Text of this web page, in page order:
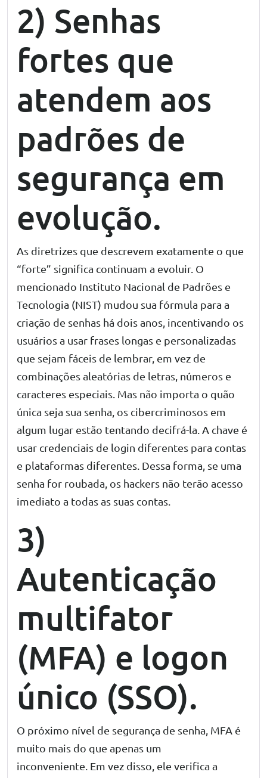
2) Senhas
fortes que
atendem aos
padrões de
segurança em
evolução.
As diretrizes que descrevem exatamente o que
“forte” significa continuam a evoluir. O
mencionado Instituto Nacional de Padrões e
Tecnologia (NIST) mudou sua fórmula para a
criação de senhas há dois anos, incentivando os
usuários a usar frases longas e personalizadas
que sejam fáceis de lembrar, em vez de
combinações aleatórias de letras, números e
caracteres especiais. Mas não importa o quão
única seja sua senha, os cibercriminosos em
algum lugar estão tentando decifrá-la. A chave é
usar credenciais de login diferentes para contas
e plataformas diferentes. Dessa forma, se uma
senha for roubada, os hackers não terão acesso
imediato a todas as suas contas.
3)
Autenticação
multifator
(MFA) e logon
único (SSO).
O próximo nível de segurança de senha, MFA é
muito mais do que apenas um
inconveniente. Em vez disso, ele verifica a